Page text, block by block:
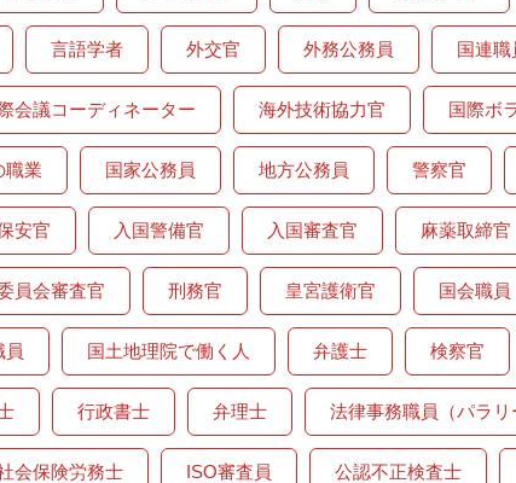
言語学者 外交官 外務公務員 国連職
会議コーディネーター 海外技術協力官 国際ボ
職業 国家公務員 地方公務員 警察官
安官 入国警備官 入国審査官 麻薬取締官
員会審査官 刑務官 皇宮護衛官 国会職員
員 国土地理院で働く人 弁護士 検察官
行政書士 弁理士 法律事務職員（パラリ
会保険労務士 ISO審査員 公認不正検査士